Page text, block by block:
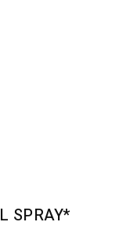
SPRAY*